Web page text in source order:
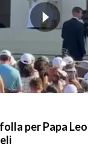
per Papa